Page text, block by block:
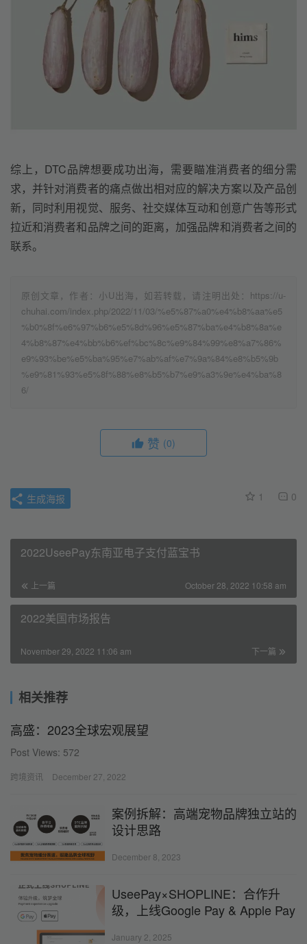
综上，DTC品牌想要成功出海，需要瞄准消费者的细分需
求，并针对消费者的痛点做出相对应的解决方案以及产品创
新，同时利用视觉、服务、社交媒体互动和创意广告等形式
拉近和消费者和品牌之间的距离，加强品牌和消费者之间的
联系。
原创文章，作者：小U出海，如若转载，请注明出处：https://u-
chuhai.com/index.php/2022/11/03/%e5%87%a0%e4%b8%aa%e5
%b0%8f%e6%97%b6%e5%8d%96%e5%87%ba%e4%b8%8a%e
4%b8%87%e4%bb%b6%ef%bc%8c%e9%84%99%e8%a7%86%
e9%93%be%e5%ba%95%e7%ab%af%e7%9a%84%e8%b5%9b
%e9%81%93%e5%8f%88%e8%b5%b7%e9%a3%9e%e4%ba%8
6/
赞 (0)
1 0
生成海报
2022UseePay东南亚电子支付蓝宝书
上一篇 October 28, 2022 10:58 am
2022美国市场报告
下一篇
November 29, 2022 11:06 am
相关推荐
高盛：2023全球宏观展望
Post Views: 572
跨境资讯 December 27, 2022
案例拆解：高端宠物品牌独立站的
设计思路
December 8, 2023
UseePay×SHOPLINE：合作升
级，上线Google Pay & Apple Pay
January 2, 2025